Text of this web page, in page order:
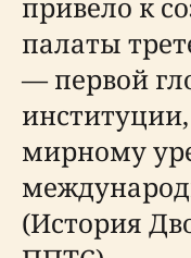
палаты
— первой
мирному
(История